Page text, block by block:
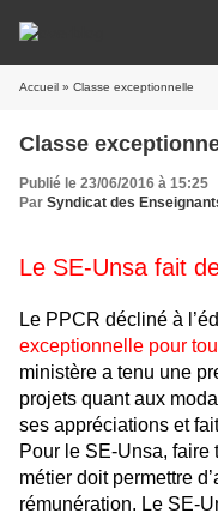
Accueil » Classe exceptionnelle
Classe
Publié le 23/06/2016 à 15:25
Par Syndicat des
Le SE-Unsa fait
Le PPCR décliné à
exceptionnelle pour
ministère a tenu une
projets quant aux
ses appréciations et
Pour le SE-Unsa,
métier doit permettre
rémunération. Le SE-